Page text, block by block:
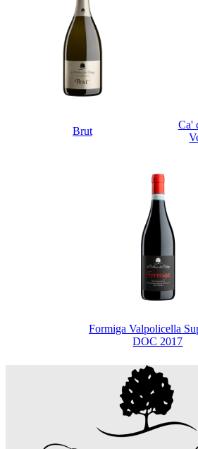
Brut
Ca'
Formiga Valpolicella
DOC 2017